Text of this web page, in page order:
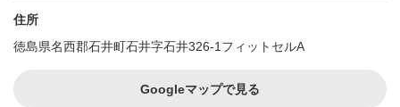
住所
徳島県名西郡石井町石井字石井326-1フィットセルA
Googleマップで見る